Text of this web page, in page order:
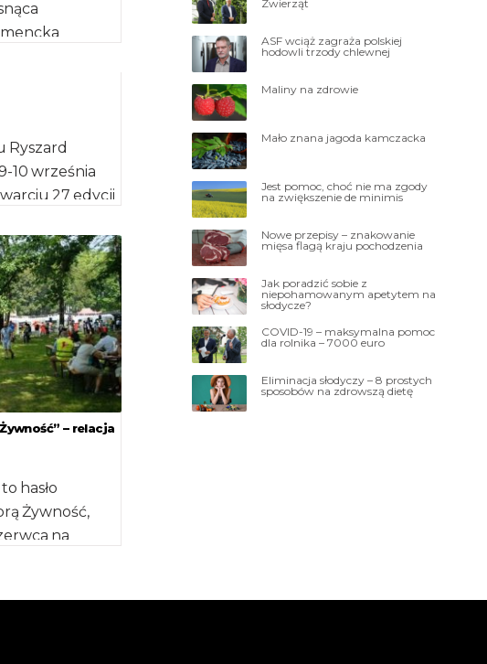
Ryszard
10 września
27 edycji
2017,
– relacja
hasło
Żywność,
na
Zwierząt
ASF wciąż zagraża polskiej
hodowli trzody chlewnej
Maliny na zdrowie
Mało znana jagoda kamczacka
Jest pomoc, choć nie ma zgody
na zwiększenie de minimis
Nowe przepisy – znakowanie
mięsa flagą kraju pochodzenia
Jak poradzić sobie z
niepohamowanym apetytem na
słodycze?
COVID-19 – maksymalna pomoc
dla rolnika – 7000 euro
Eliminacja słodyczy – 8 prostych
sposobów na zdrowszą dietę